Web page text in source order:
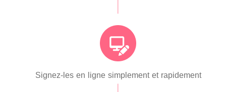
Signez-les en ligne simplement et rapidement